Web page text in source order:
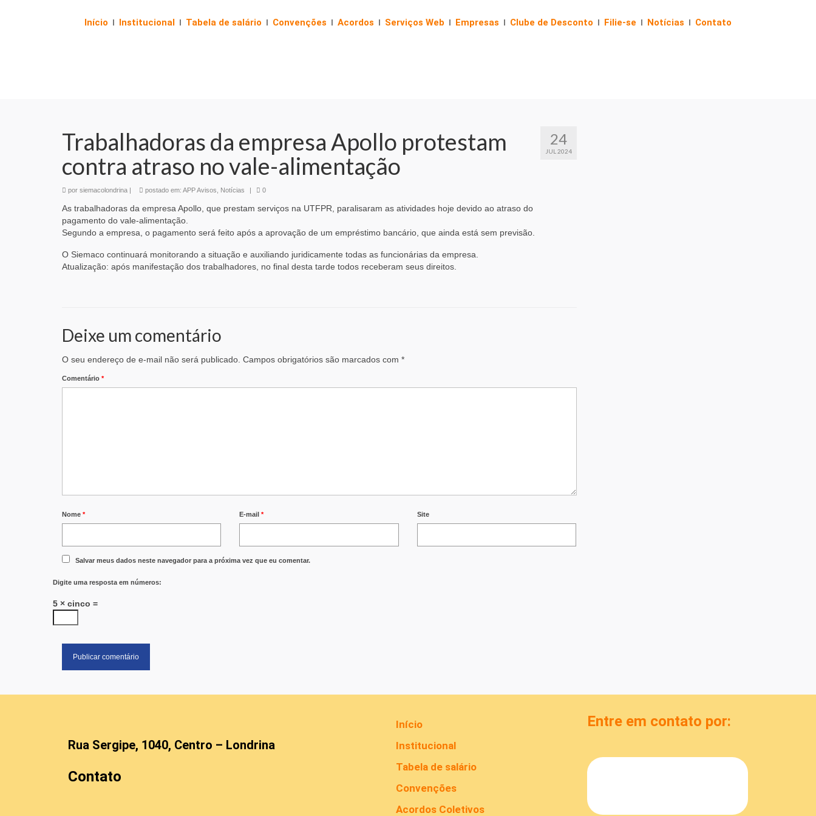
Início Institucional Tabela de salário Convenções Acordos Serviços Web Empresas Clube de Desconto Filie-se Notícias Contato
24
JUL 2024
Trabalhadoras da empresa Apollo protestam
contra atraso no vale-alimentação
por siemacolondrina | postado em: APP Avisos Notícias | 0
As trabalhadoras da empresa Apollo, que prestam serviços na UTFPR, paralisaram as atividades hoje devido ao atraso do
pagamento do vale-alimentação.
Segundo a empresa, o pagamento será feito após a aprovação de um empréstimo bancário, que ainda está sem previsão.
O Siemaco continuará monitorando a situação e auxiliando juridicamente todas as funcionárias da empresa.
Atualização: após manifestação dos trabalhadores, no final desta tarde todos receberam seus direitos.
Deixe um comentário
O seu endereço de e-mail não será publicado. Campos obrigatórios são marcados com *
Comentário *
Nome * E-mail* Site
Salvar meus dados neste navegador para a próxima vez que eu comentar.
Digite uma resposta em números:
5 × cinco =
Rua Sergipe, 1040, Centro – Londrina
Contato
Início
Institucional
Tabela de salário
Convenções
Acordos Coletivos
Entre em contato por: